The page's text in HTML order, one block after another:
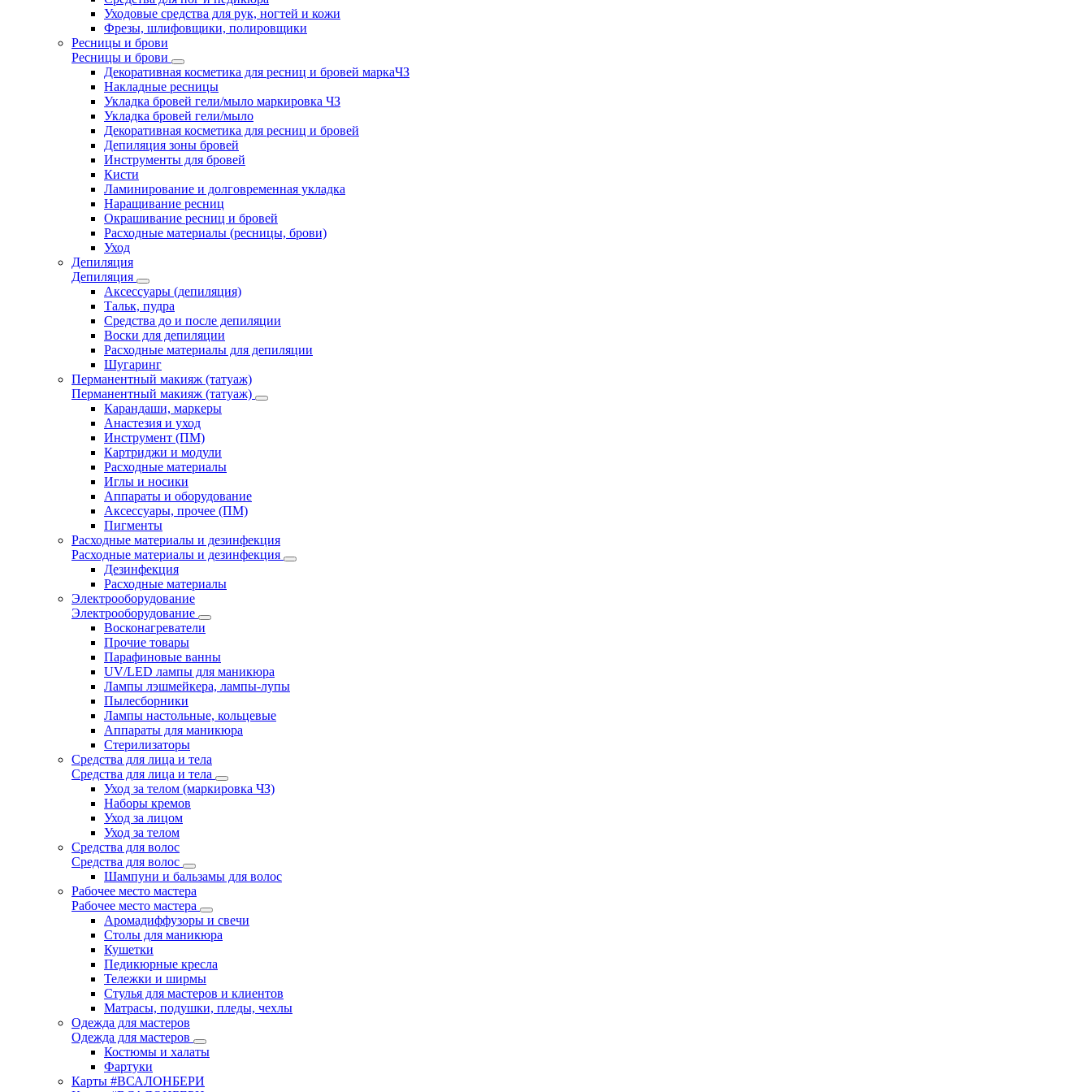
Уходовые средства для рук, ногтей и кожи
Фрезы, шлифовщики, полировщики
Ресницы и брови
Ресницы и брови
Декоративная косметика для ресниц и бровей маркаЧЗ
Накладные ресницы
Укладка бровей гели/мыло маркировка ЧЗ
Укладка бровей гели/мыло
Декоративная косметика для ресниц и бровей
Депиляция зоны бровей
Инструменты для бровей
Кисти
Ламинирование и долговременная укладка
Наращивание ресниц
Окрашивание ресниц и бровей
Расходные материалы (ресницы, брови)
Уход
Депиляция
Депиляция
Аксессуары (депиляция)
Тальк, пудра
Средства до и после депиляции
Воски для депиляции
Расходные материалы для депиляции
Шугаринг
Перманентный макияж (татуаж)
Перманентный макияж (татуаж)
Карандаши, маркеры
Анастезия и уход
Инструмент (ПМ)
Картриджи и модули
Расходные материалы
Иглы и носики
Аппараты и оборудование
Аксессуары, прочее (ПМ)
Пигменты
Расходные материалы и дезинфекция
Расходные материалы и дезинфекция
Дезинфекция
Расходные материалы
Электрооборудование
Электрооборудование
Восконагреватели
Прочие товары
Парафиновые ванны
UV/LED лампы для маникюра
Лампы лэшмейкера, лампы-лупы
Пылесборники
Лампы настольные, кольцевые
Аппараты для маникюра
Стерилизаторы
Средства для лица и тела
Средства для лица и тела
Уход за телом (маркировка ЧЗ)
Наборы кремов
Уход за лицом
Уход за телом
Средства для волос
Средства для волос
Шампуни и бальзамы для волос
Рабочее место мастера
Рабочее место мастера
Аромадиффузоры и свечи
Столы для маникюра
Кушетки
Педикюрные кресла
Тележки и ширмы
Стулья для мастеров и клиентов
Матрасы, подушки, пледы, чехлы
Одежда для мастеров
Одежда для мастеров
Костюмы и халаты
Фартуки
Карты #ВСАЛОНБЕРИ